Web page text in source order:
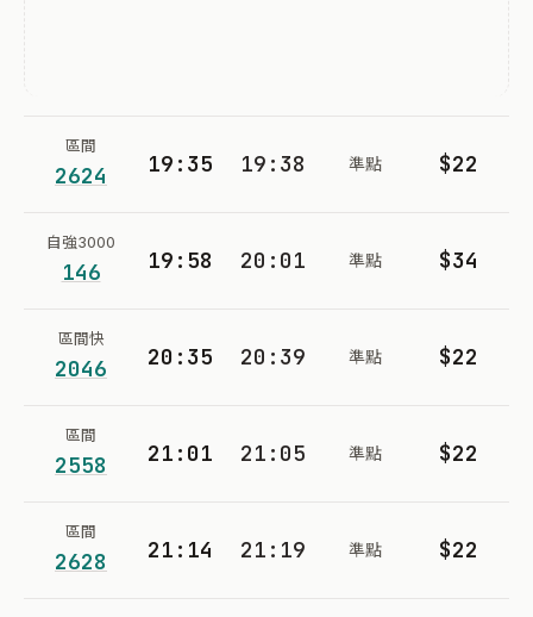
區間
2624 19:35 19:38 準點 $22
自強3000
146 19:58 20:01 準點 $34
區間快
2046 20:35 20:39 準點 $22
區間
2558 21:01 21:05 準點 $22
區間
2628 21:14 21:19 準點 $22